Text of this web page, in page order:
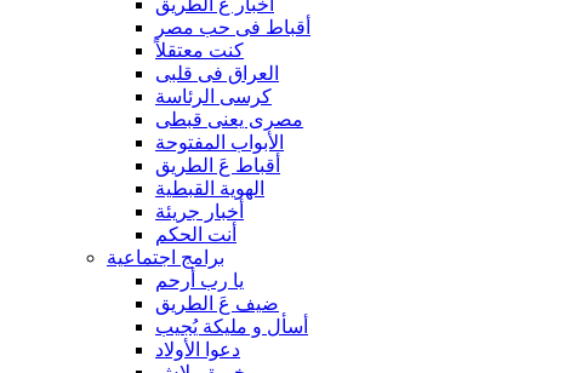
أقباط فى حب مصر
كنت معتقلاً
العراق فى قلبى
كرسى الرئاسة
مصرى يعنى قبطى
الأبواب المفتوحة
أقباط عَ الطريق
الهوية القبطية
أخبار جريئة
أنت الحكم
برامج اجتماعية
يا رب أرحم
ضيف عَ الطريق
أسأل و مليكة يُجيب
دعوا الأولاد